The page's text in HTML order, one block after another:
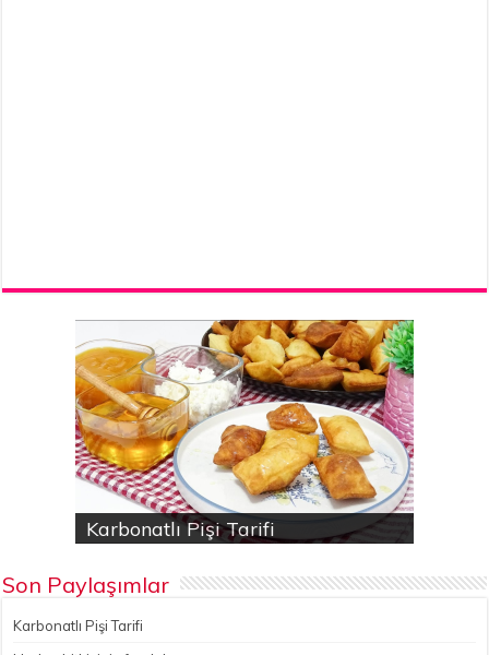
Karbonatlı Pişi Tarifi
Hodan bitkisinin faydaları
Yalancı Baklava Tarifi
Gökçesu Pilavı Tarifi
Nohutlu kereviz yemeği
Son Paylaşımlar
Karbonatlı Pişi Tarifi